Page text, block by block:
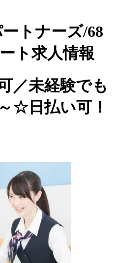
トナーズ/68
ト求人情報
／未経験でも
☆日払い可！